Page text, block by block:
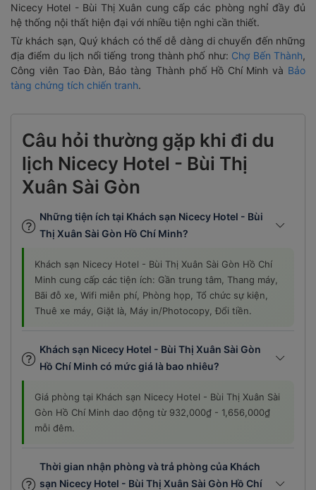
Nicecy Hotel - Bùi Thị Xuân cung cấp các phòng nghỉ đầy đủ
hệ thống nội thất hiện đại với nhiều tiện nghi cần thiết.
Từ khách sạn, Quý khách có thể dễ dàng di chuyển đến những
địa điểm du lịch nổi tiếng trong thành phố như: Chợ Bến Thành,
Công viên Tao Đàn, Bảo tàng Thành phố Hồ Chí Minh và Bảo
tàng chứng tích chiến tranh.
Câu hỏi thường gặp khi đi du
lịch Nicecy Hotel - Bùi Thị
Xuân Sài Gòn
Những tiện ích tại Khách sạn Nicecy Hotel - Bùi
Thị Xuân Sài Gòn Hồ Chí Minh?
Khách sạn Nicecy Hotel - Bùi Thị Xuân Sài Gòn Hồ Chí
Minh cung cấp các tiện ích: Gần trung tâm, Thang máy,
Bãi đỗ xe, Wifi miễn phí, Phòng họp, Tổ chức sự kiện,
Thuê xe máy, Giặt là, Máy in/Photocopy, Đổi tiền.
Khách sạn Nicecy Hotel - Bùi Thị Xuân Sài Gòn
Hồ Chí Minh có mức giá là bao nhiêu?
Giá phòng tại Khách sạn Nicecy Hotel - Bùi Thị Xuân Sài
Gòn Hồ Chí Minh dao động từ 932,000₫ - 1,656,000₫
mỗi đêm.
Thời gian nhận phòng và trả phòng của Khách
sạn Nicecy Hotel - Bùi Thị Xuân Sài Gòn Hồ Chí